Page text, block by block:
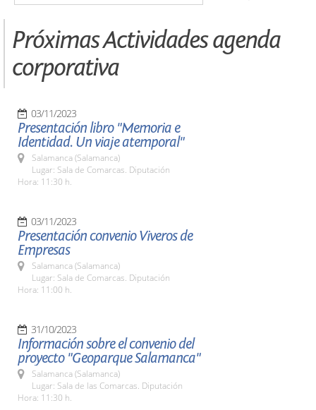
Próximas Actividades agenda
corporativa
03/11/2023
Presentación libro "Memoria e
Identidad. Un viaje atemporal"
Salamanca (Salamanca)
Lugar: Sala de Comarcas. Diputación
Hora: 11:30 h.
03/11/2023
Presentación convenio Viveros de
Empresas
Salamanca (Salamanca)
Lugar: Sala de Comarcas. Diputación
Hora: 11:00 h.
31/10/2023
Información sobre el convenio del
proyecto "Geoparque Salamanca"
Salamanca (Salamanca)
Lugar: Sala de las Comarcas. Diputación
Hora: 11:30 h.